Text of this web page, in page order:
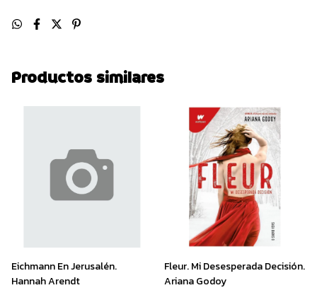
Productos similares
Eichmann En Jerusalén.
Hannah Arendt
Fleur. Mi Desesperada Decisión.
Ariana Godoy